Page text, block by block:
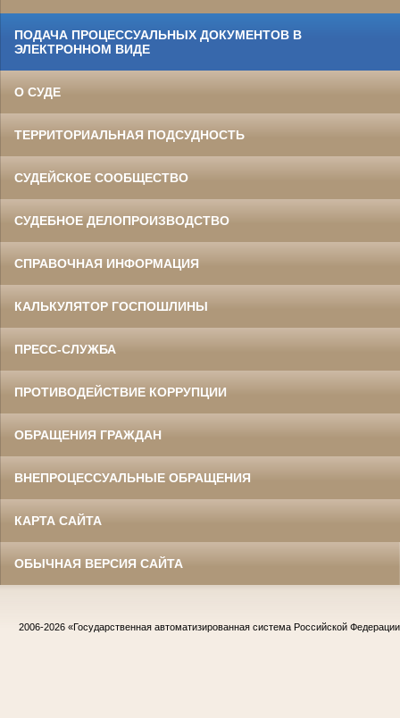
ПОДАЧА ПРОЦЕССУАЛЬНЫХ ДОКУМЕНТОВ В
ЭЛЕКТРОННОМ ВИДЕ
О СУДЕ
ТЕРРИТОРИАЛЬНАЯ ПОДСУДНОСТЬ
СУДЕЙСКОЕ СООБЩЕСТВО
СУДЕБНОЕ ДЕЛОПРОИЗВОДСТВО
СПРАВОЧНАЯ ИНФОРМАЦИЯ
КАЛЬКУЛЯТОР ГОСПОШЛИНЫ
ПРЕСС-СЛУЖБА
ПРОТИВОДЕЙСТВИЕ КОРРУПЦИИ
ОБРАЩЕНИЯ ГРАЖДАН
ВНЕПРОЦЕССУАЛЬНЫЕ ОБРАЩЕНИЯ
КАРТА САЙТА
ОБЫЧНАЯ ВЕРСИЯ САЙТА
2006-2026 «Государственная автоматизированная система Российской